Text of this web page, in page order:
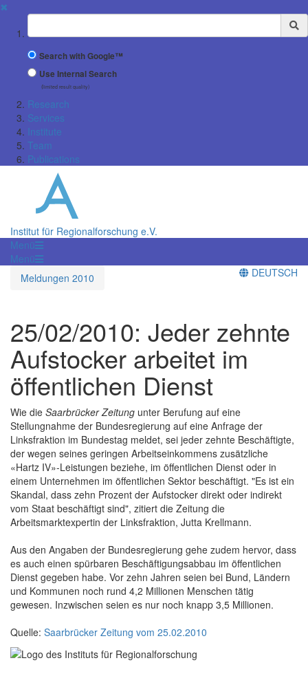
✖
Suchbegriff
Search with Google™
Use Internal Search
(limited result quality)
Research
Services
Institute
Team
Publications
Institut für Regionalforschung e.V.
Menü
Menü
Meldungen 2010
DEUTSCH
25/02/2010: Jeder zehnte
Aufstocker arbeitet im
öffentlichen Dienst
Wie die Saarbrücker Zeitung unter Berufung auf eine
Stellungnahme der Bundesregierung auf eine Anfrage der
Linksfraktion im Bundestag meldet, sei jeder zehnte Beschäftigte,
der wegen seines geringen Arbeitseinkommens zusätzliche
«Hartz IV»-Leistungen beziehe, im öffentlichen Dienst oder in
einem Unternehmen im öffentlichen Sektor beschäftigt. "Es ist ein
Skandal, dass zehn Prozent der Aufstocker direkt oder indirekt
vom Staat beschäftigt sind", zitiert die Zeitung die
Arbeitsmarktexpertin der Linksfraktion, Jutta Krellmann.
Aus den Angaben der Bundesregierung gehe zudem hervor, dass
es auch einen spürbaren Beschäftigungsabbau im öffentlichen
Dienst gegeben habe. Vor zehn Jahren seien bei Bund, Ländern
und Kommunen noch rund 4,2 Millionen Menschen tätig
gewesen. Inzwischen seien es nur noch knapp 3,5 Millionen.
Quelle: Saarbrücker Zeitung vom 25.02.2010